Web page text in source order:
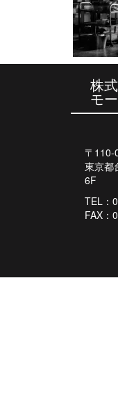
株
モ
〒110-
東京都
6F
TEL：
FAX：